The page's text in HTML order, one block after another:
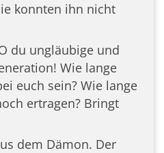
konnten ihn nicht
du ungläubige und
Wie lange
euch sein? Wie lange
ertragen? Bringt
dem Dämon. Der